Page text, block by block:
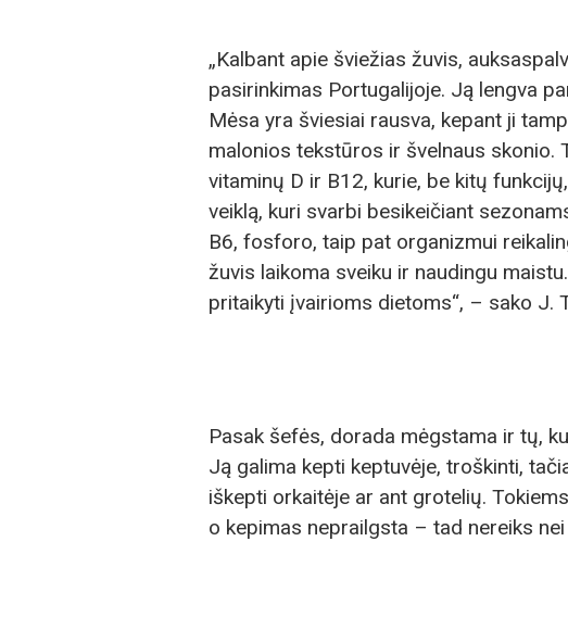
„Kalbant apie šviežias žuvis,
pasirinkimas Portugalijoje. Ją lengva
Mėsa yra šviesiai rausva, kepant ji
malonios tekstūros ir švelnaus skonio.
vitaminų D ir B12, kurie, be kitų
veiklą, kuri svarbi besikeičiant
B6, fosforo, taip pat organizmui
žuvis laikoma sveiku ir naudingu
pritaikyti įvairioms dietoms“, – sako J.
Pasak šefės, dorada mėgstama ir tų,
Ją galima kepti keptuvėje, troškinti,
iškepti orkaitėje ar ant grotelių.
o kepimas neprailgsta – tad nereiks